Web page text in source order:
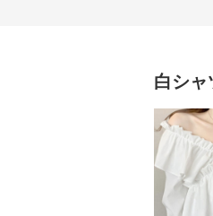
白シャ